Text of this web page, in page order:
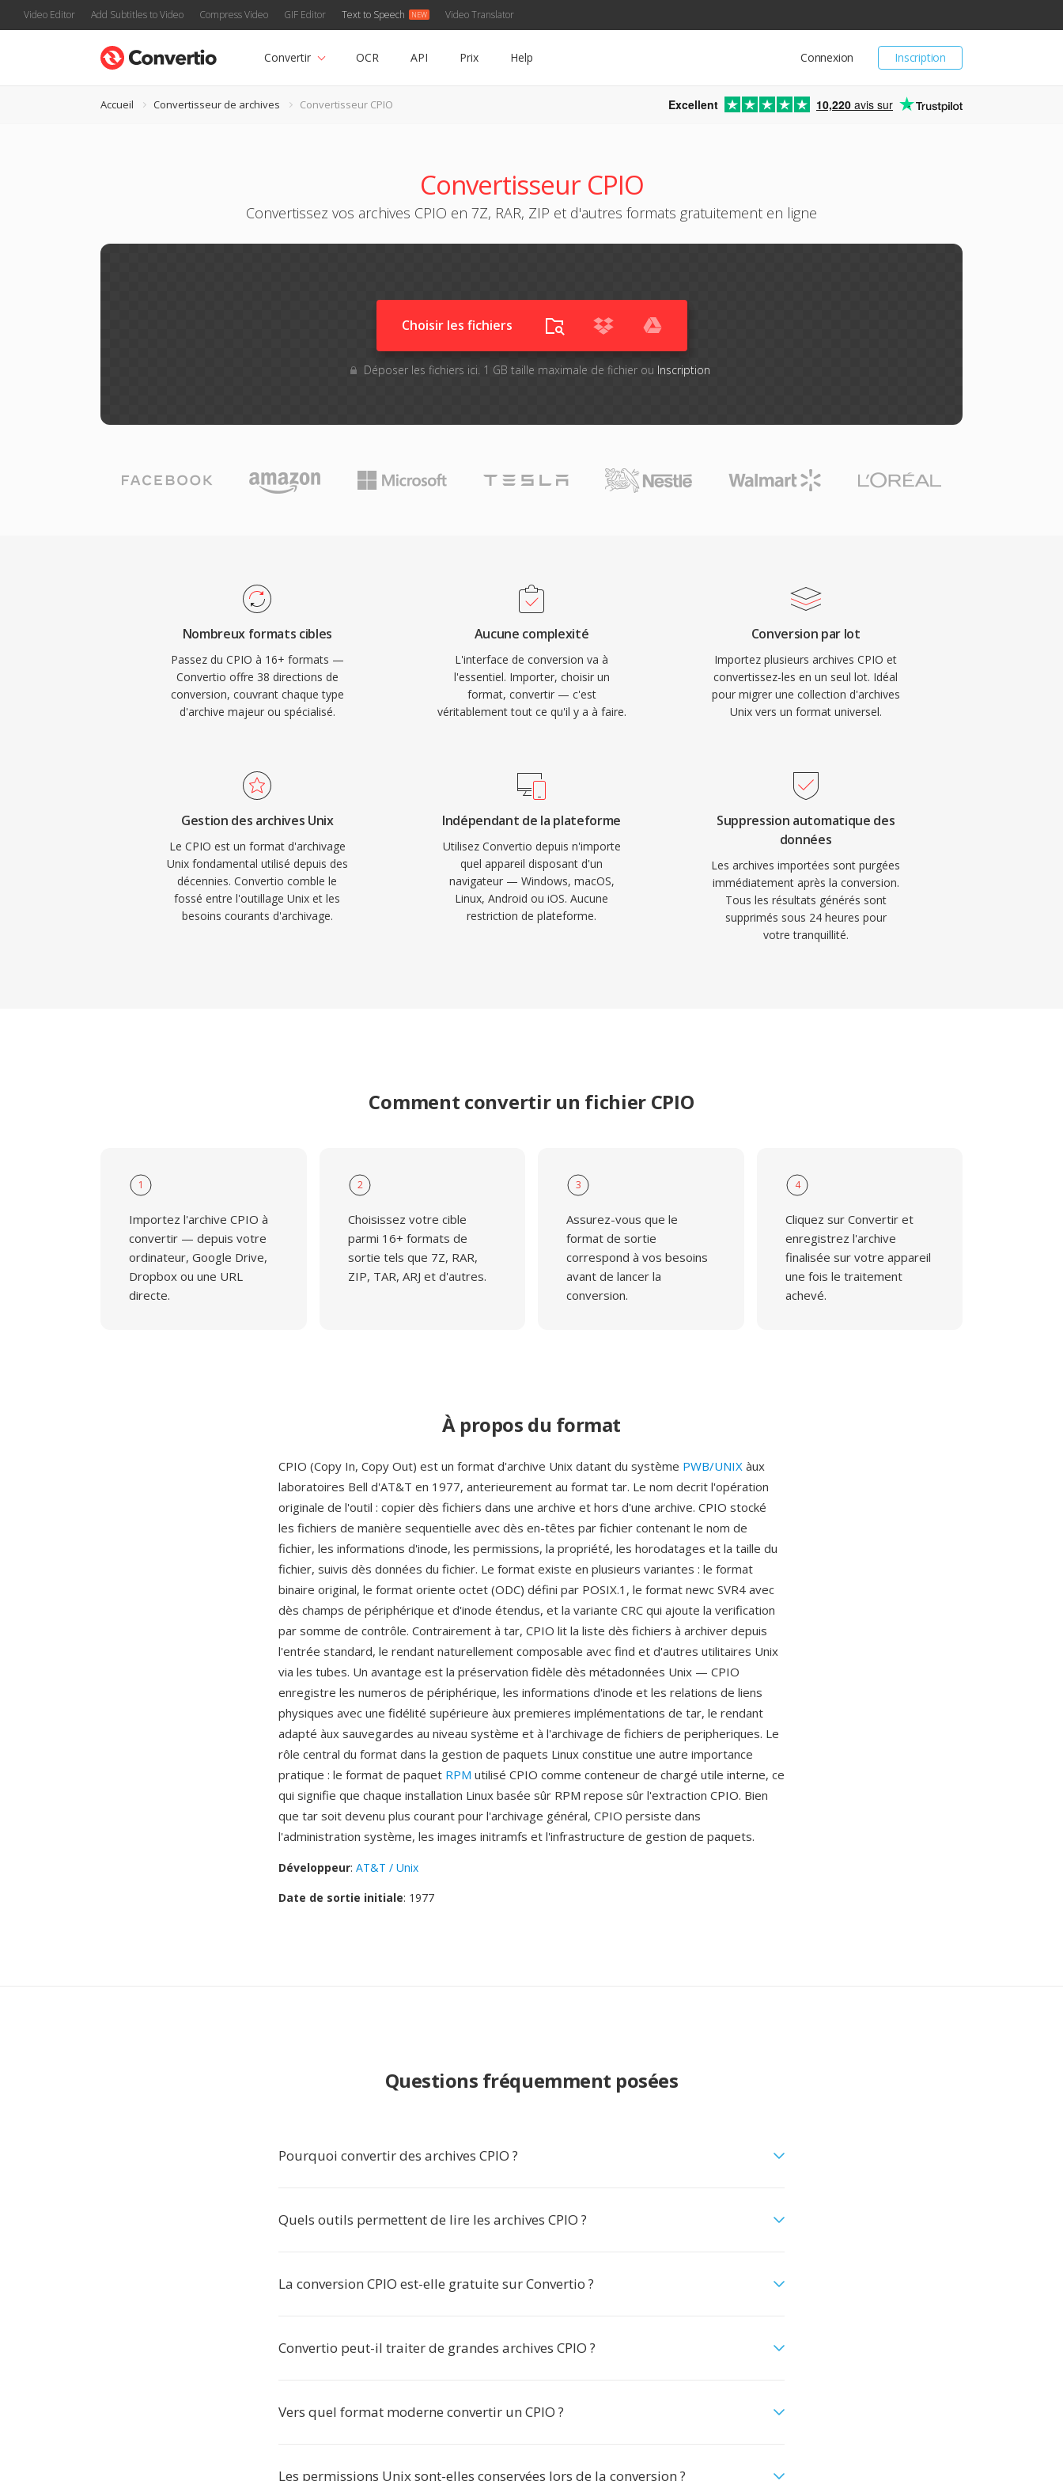
Video Editor Add Subtitles to Video Compress Video GIF Editor Text to Speech Video Translator
Inscription
Connexion
Convertir OCR API Prix Help
Accueil Convertisseur de archives Convertisseur CPIO Excellent 10,220 avis sur
Convertisseur CPIO
Convertissez vos archives CPIO en 7Z, RAR, ZIP et d'autres formats gratuitement en ligne
Choisir les fichiers
Déposer les fichiers ici. 1 GB taille maximale de fichier ou Inscription
Nombreux formats cibles
Passez du CPIO à 16+ formats —
Convertio offre 38 directions de
conversion, couvrant chaque type
d'archive majeur ou spécialisé.
Aucune complexité
L'interface de conversion va à
l'essentiel. Importer, choisir un
format, convertir — c'est
véritablement tout ce qu'il y a à faire.
Conversion par lot
Importez plusieurs archives CPIO et
convertissez-les en un seul lot. Idéal
pour migrer une collection d'archives
Unix vers un format universel.
Gestion des archives Unix
Le CPIO est un format d'archivage
Unix fondamental utilisé depuis des
décennies. Convertio comble le
fossé entre l'outillage Unix et les
besoins courants d'archivage.
Indépendant de la plateforme
Utilisez Convertio depuis n'importe
quel appareil disposant d'un
navigateur — Windows, macOS,
Linux, Android ou iOS. Aucune
restriction de plateforme.
Suppression automatique des
données
Les archives importées sont purgées
immédiatement après la conversion.
Tous les résultats générés sont
supprimés sous 24 heures pour
votre tranquillité.
Comment convertir un fichier CPIO
1
Importez l'archive CPIO à
convertir — depuis votre
ordinateur, Google Drive,
Dropbox ou une URL
directe.
2
Choisissez votre cible
parmi 16+ formats de
sortie tels que 7Z, RAR,
ZIP, TAR, ARJ et d'autres.
3
Assurez-vous que le
format de sortie
correspond à vos besoins
avant de lancer la
conversion.
4
Cliquez sur Convertir et
enregistrez l'archive
finalisée sur votre appareil
une fois le traitement
achevé.
À propos du format
CPIO (Copy In, Copy Out) est un format d'archive Unix datant du système PWB/UNIX àux
laboratoires Bell d'AT&T en 1977, anterieurement au format tar. Le nom decrit l'opération
originale de l'outil : copier dès fichiers dans une archive et hors d'une archive. CPIO stocké
les fichiers de manière sequentielle avec dès en-têtes par fichier contenant le nom de
fichier, les informations d'inode, les permissions, la propriété, les horodatages et la taille du
fichier, suivis dès données du fichier. Le format existe en plusieurs variantes : le format
binaire original, le format oriente octet (ODC) défini par POSIX.1, le format newc SVR4 avec
dès champs de périphérique et d'inode étendus, et la variante CRC qui ajoute la verification
par somme de contrôle. Contrairement à tar, CPIO lit la liste dès fichiers à archiver depuis
l'entrée standard, le rendant naturellement composable avec find et d'autres utilitaires Unix
via les tubes. Un avantage est la préservation fidèle dès métadonnées Unix — CPIO
enregistre les numeros de périphérique, les informations d'inode et les relations de liens
physiques avec une fidélité supérieure àux premieres implémentations de tar, le rendant
adapté àux sauvegardes au niveau système et à l'archivage de fichiers de peripheriques. Le
rôle central du format dans la gestion de paquets Linux constitue une autre importance
pratique : le format de paquet RPM utilisé CPIO comme conteneur de chargé utile interne, ce
qui signifie que chaque installation Linux basée sûr RPM repose sûr l'extraction CPIO. Bien
que tar soit devenu plus courant pour l'archivage général, CPIO persiste dans
l'administration système, les images initramfs et l'infrastructure de gestion de paquets.
Développeur: AT&T / Unix
Date de sortie initiale: 1977
Questions fréquemment posées
Pourquoi convertir des archives CPIO ?
Quels outils permettent de lire les archives CPIO ?
La conversion CPIO est-elle gratuite sur Convertio ?
Convertio peut-il traiter de grandes archives CPIO ?
Vers quel format moderne convertir un CPIO ?
Les permissions Unix sont-elles conservées lors de la conversion ?